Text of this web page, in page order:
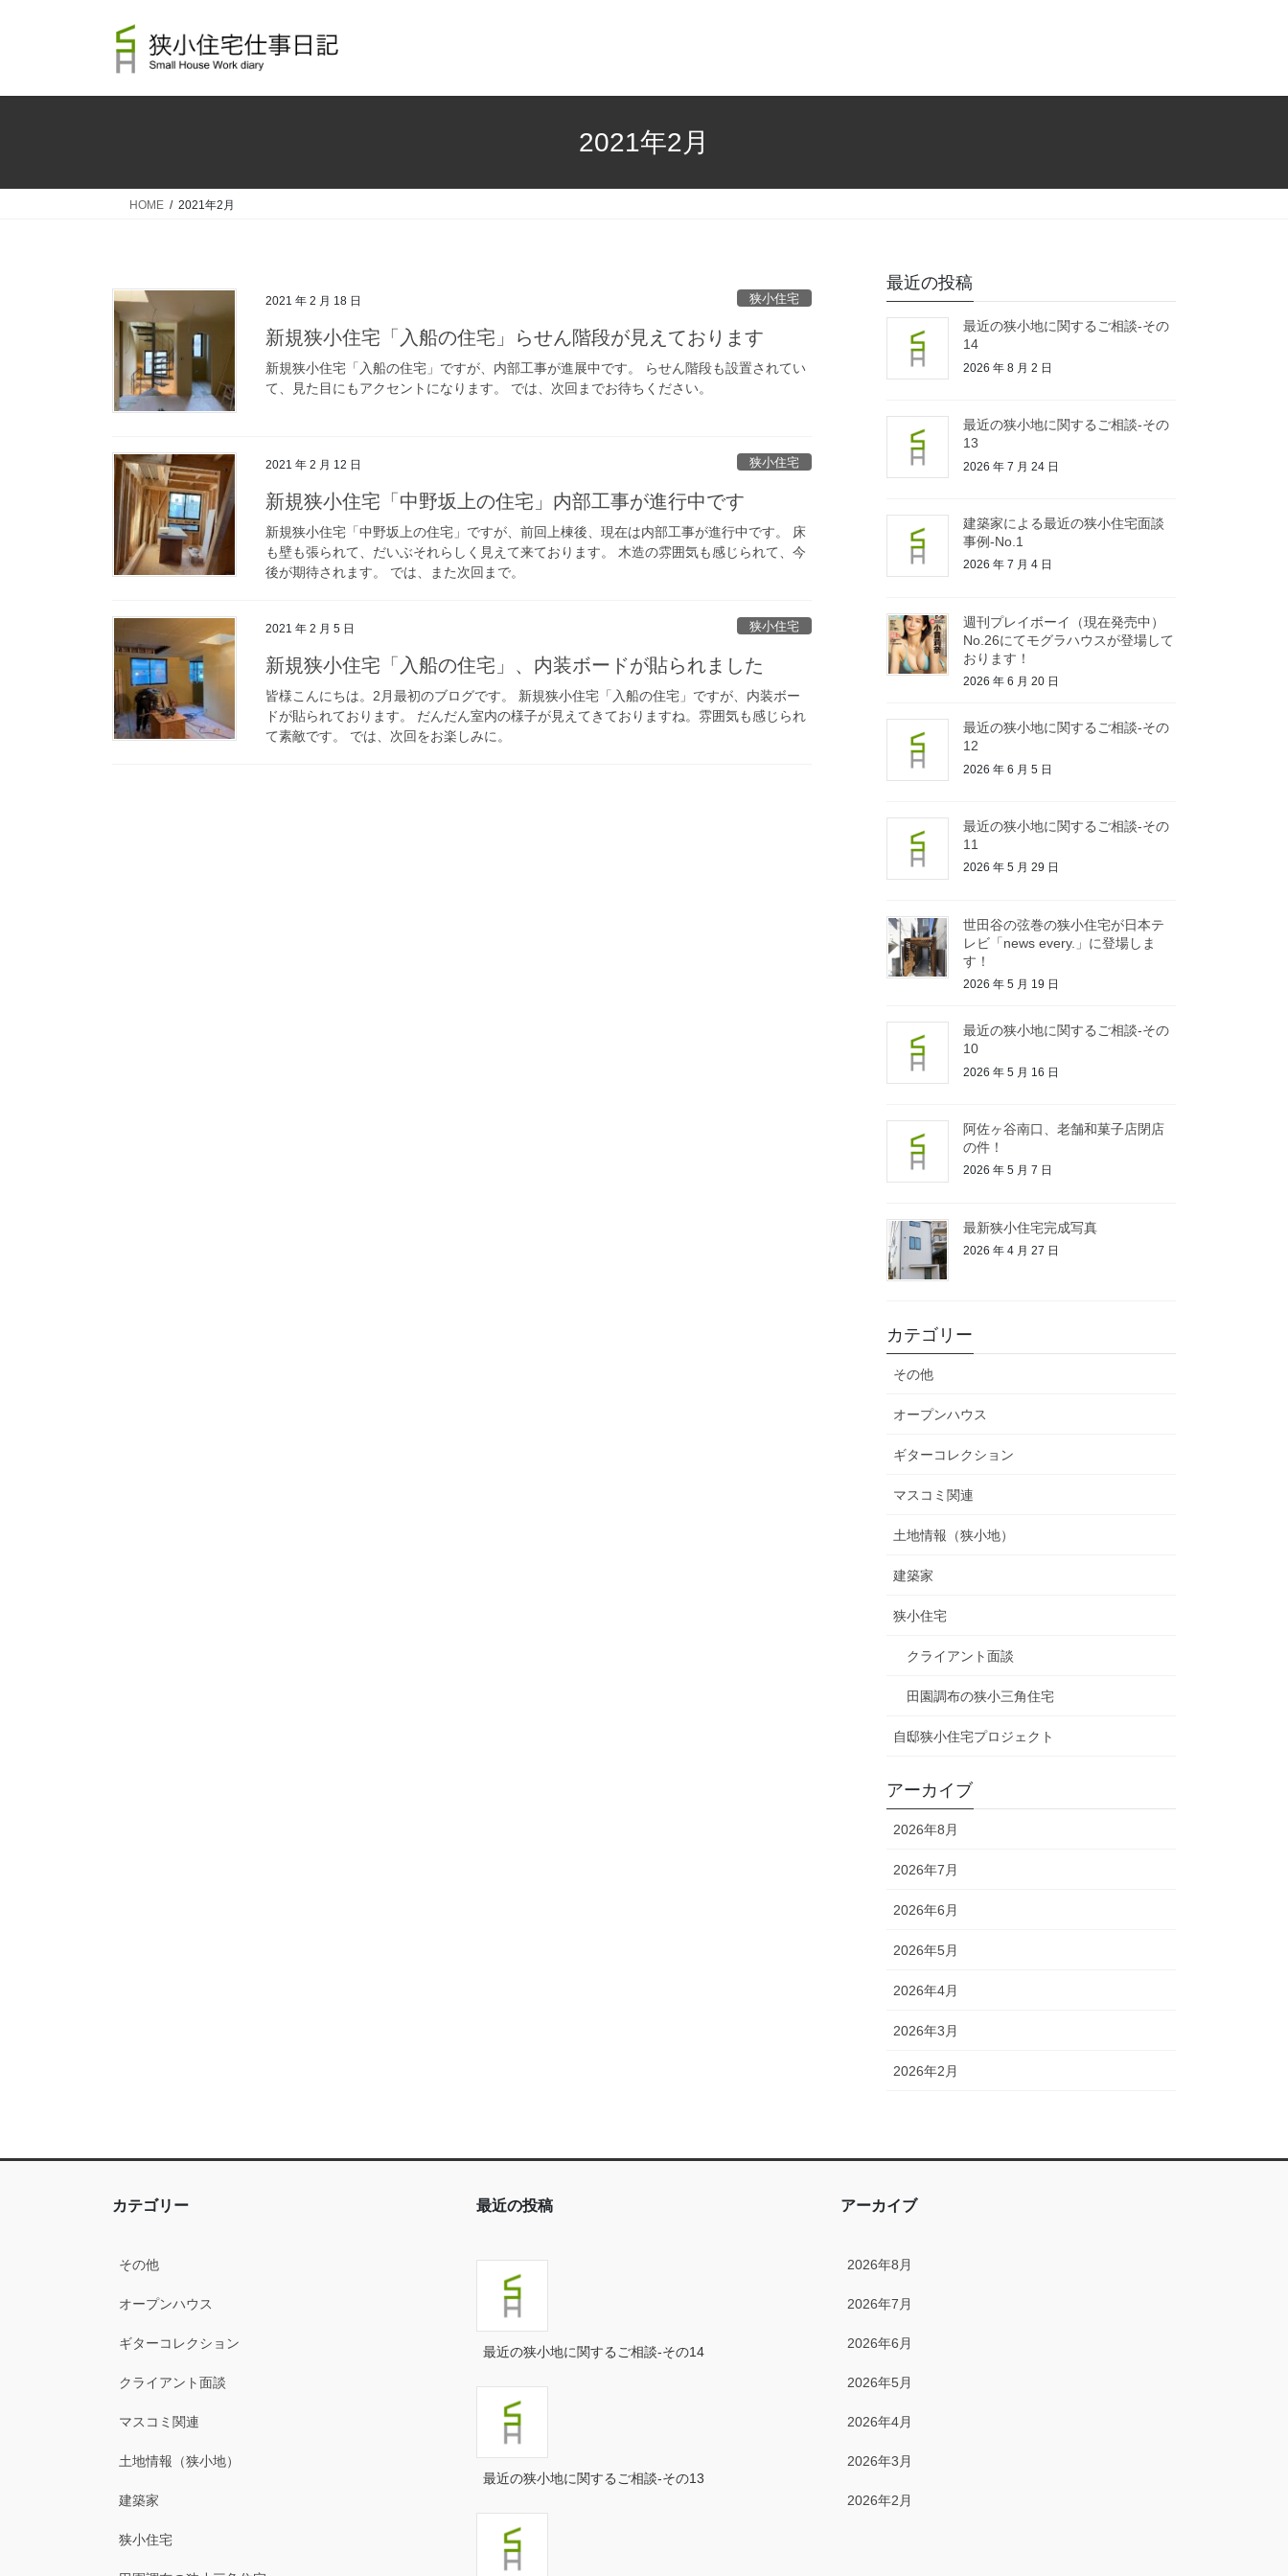
ッ
移
2021年2月
HOME 2021年2月
2021 年 2 月 18 日 狭小住宅
新規狭小住宅「入船の住宅」らせん階段が見えております
新規狭小住宅「入船の住宅」ですが、内部工事が進展中です。 らせん階段も設置されてい
て、見た目にもアクセントになります。 では、次回までお待ちください。
2021 年 2 月 12 日 狭小住宅
新規狭小住宅「中野坂上の住宅」内部工事が進行中です
新規狭小住宅「中野坂上の住宅」ですが、前回上棟後、現在は内部工事が進行中です。 床
も壁も張られて、だいぶそれらしく見えて来ております。 木造の雰囲気も感じられて、今
後が期待されます。 では、また次回まで。
2021 年 2 月 5 日 狭小住宅
新規狭小住宅「入船の住宅」、内装ボードが貼られました
皆様こんにちは。2月最初のブログです。 新規狭小住宅「入船の住宅」ですが、内装ボー
ドが貼られております。 だんだん室内の様子が見えてきておりますね。雰囲気も感じられ
て素敵です。 では、次回をお楽しみに。
最近の投稿
最近の狭小地に関するご相談-その
14
2026 年 8 月 2 日
最近の狭小地に関するご相談-その
13
2026 年 7 月 24 日
建築家による最近の狭小住宅面談
事例-No.1
2026 年 7 月 4 日
週刊プレイボーイ（現在発売中）
No.26にてモグラハウスが登場して
おります！
2026 年 6 月 20 日
最近の狭小地に関するご相談-その
12
2026 年 6 月 5 日
最近の狭小地に関するご相談-その
11
2026 年 5 月 29 日
世田谷の弦巻の狭小住宅が日本テ
レビ「news every.」に登場しま
す！
2026 年 5 月 19 日
最近の狭小地に関するご相談-その
10
2026 年 5 月 16 日
阿佐ヶ谷南口、老舗和菓子店閉店
の件！
2026 年 5 月 7 日
最新狭小住宅完成写真
2026 年 4 月 27 日
カテゴリー
その他
オープンハウス
ギターコレクション
マスコミ関連
土地情報（狭小地）
建築家
狭小住宅
クライアント面談
田園調布の狭小三角住宅
自邸狭小住宅プロジェクト
アーカイブ
2026年8月
2026年7月
2026年6月
2026年5月
2026年4月
2026年3月
2026年2月
2025年9月
2025年8月
2025年7月
2025年6月
2025年5月
カテゴリー
その他
オープンハウス
ギターコレクション
クライアント面談
マスコミ関連
土地情報（狭小地）
建築家
狭小住宅
最近の投稿
最近の狭小地に関するご相談-その14
最近の狭小地に関するご相談-その13
アーカイブ
2026年8月
2026年7月
2026年6月
2026年5月
2026年4月
2026年3月
2026年2月